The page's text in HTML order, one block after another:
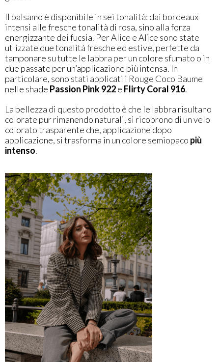
Il balsamo è disponibile in sei tonalità: dai bordeaux
intensi alle fresche tonalità di rosa, sino alla forza
energizzante dei fucsia. Per Alice e Alice sono state
utlizzate due tonalità fresche ed estive, perfette da
tamponare su tutte le labbra per un colore sfumato o in
due passate per un’applicazione più intensa. In
particolare, sono stati applicati i Rouge Coco Baume
nelle shade Passion Pink 922e Flirty Coral 916.
La bellezza di questo prodotto è che le labbra risultano
colorate pur rimanendo naturali, si ricoprono di un velo
colorato trasparente che, applicazione dopo
applicazione, si trasforma in un colore semiopaco più
intenso.